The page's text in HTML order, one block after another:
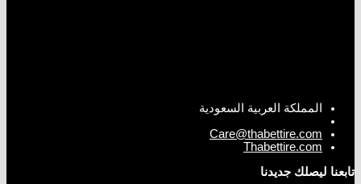
المملكة العربية السعودية
Care@thabettire.com
Thabettire.com
تابعنا ليصلك جديدنا